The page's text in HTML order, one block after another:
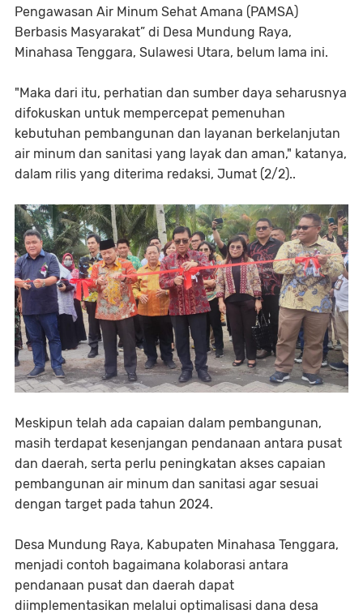
Pengawasan Air Minum Sehat Amana (PAMSA)
Berbasis Masyarakat” di Desa Mundung Raya,
Minahasa Tenggara, Sulawesi Utara, belum lama ini.
"Maka dari itu, perhatian dan sumber daya seharusnya
difokuskan untuk mempercepat pemenuhan
kebutuhan pembangunan dan layanan berkelanjutan
air minum dan sanitasi yang layak dan aman," katanya,
dalam rilis yang diterima redaksi, Jumat (2/2)..
Meskipun telah ada capaian dalam pembangunan,
masih terdapat kesenjangan pendanaan antara pusat
dan daerah, serta perlu peningkatan akses capaian
pembangunan air minum dan sanitasi agar sesuai
dengan target pada tahun 2024.
Desa Mundung Raya, Kabupaten Minahasa Tenggara,
menjadi contoh bagaimana kolaborasi antara
pendanaan pusat dan daerah dapat
diimplementasikan melalui optimalisasi dana desa